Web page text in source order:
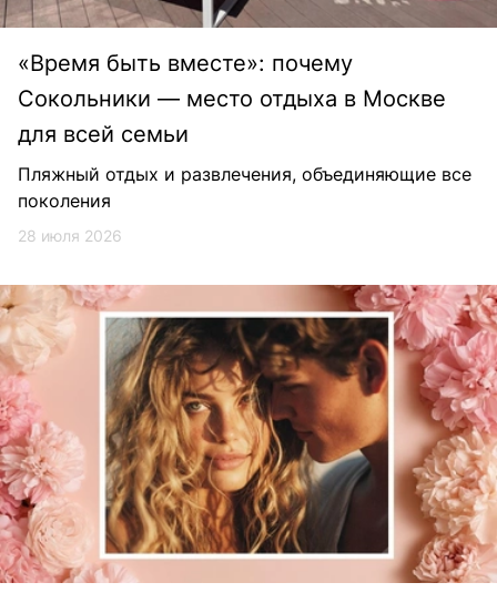
«Время быть вместе»: почему
Сокольники — место отдыха в Москве
для всей семьи
Пляжный отдых и развлечения, объединяющие все
поколения
28 июля 2026